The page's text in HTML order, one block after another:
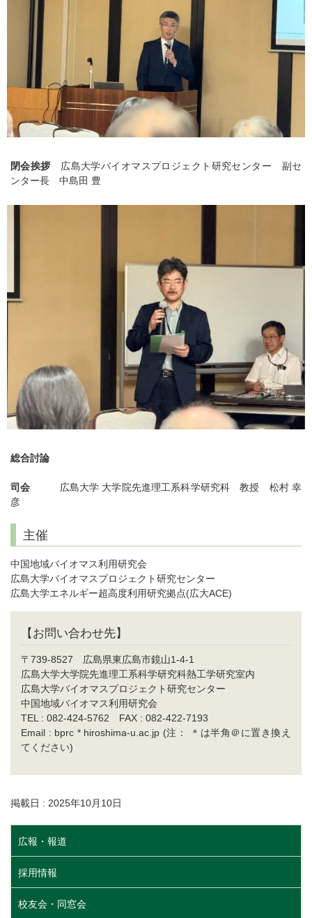
閉会挨拶 広島大学バイオマスプロジェクト研究センター 副セ
ンター長 中島田 豊
総合討論
司会 広島大学 大学院先進理工系科学研究科 教授 松村 幸
彦
主催
中国地域バイオマス利用研究会
広島大学バイオマスプロジェクト研究センター
広島大学エネルギー超高度利用研究拠点(広大ACE)
【お問い合わせ先】
〒739-8527 広島県東広島市鏡山1-4-1
広島大学大学院先進理工系科学研究科熱工学研究室内
広島大学バイオマスプロジェクト研究センター
中国地域バイオマス利用研究会
TEL : 082-424-5762 FAX : 082-422-7193
Email : bprc * hiroshima-u.ac.jp (注： ＊は半角＠に置き換え
てください)
掲載日 : 2025年10月10日
広報・報道
採用情報
校友会・同窓会